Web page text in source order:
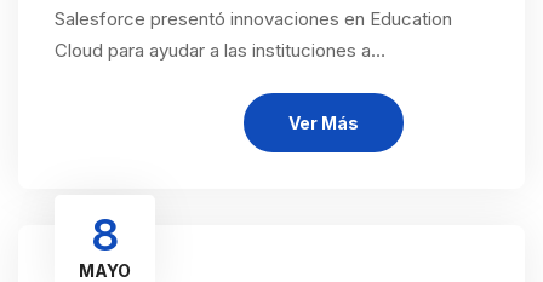
Salesforce presentó innovaciones en Education
Cloud para ayudar a las instituciones a…
Ver Más
8
MAYO